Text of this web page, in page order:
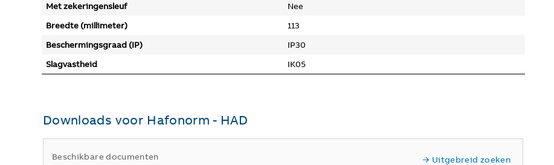
Met zekeringensleuf
Nee
Breedte (millimeter)
113
Beschermingsgraad (IP)
IP30
Slagvastheid
IK05
Downloads voor Hafonorm - HAD
Beschikbare documenten Uitgebreid zoeken